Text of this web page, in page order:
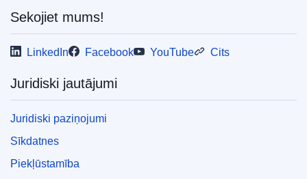
pdfa2a
Rādīt visus šīs sērijas izdevumus
Sekojiet mums!
LinkedIn Facebook YouTube Cits
Juridiski jautājumi
Juridiski paziņojumi
Sīkdatnes
Piekļūstamība